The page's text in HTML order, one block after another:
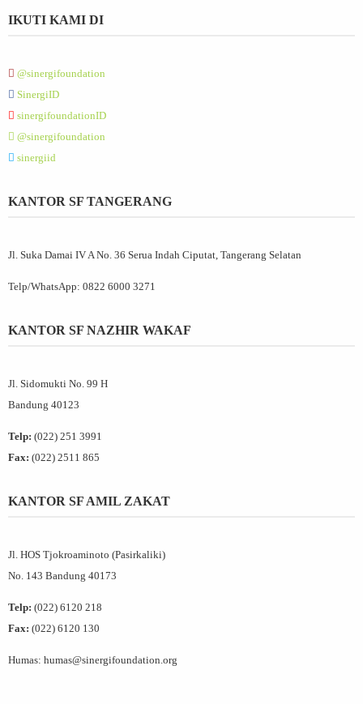
IKUTI KAMI DI
@sinergifoundation
SinergiID
sinergifoundationID
@sinergifoundation
sinergiid
KANTOR SF TANGERANG
Jl. Suka Damai IV A No. 36 Serua Indah Ciputat, Tangerang Selatan
Telp/WhatsApp: 0822 6000 3271
KANTOR SF NAZHIR WAKAF
Jl. Sidomukti No. 99 H
Bandung 40123
Telp: (022) 251 3991
Fax: (022) 2511 865
KANTOR SF AMIL ZAKAT
Jl. HOS Tjokroaminoto (Pasirkaliki)
No. 143 Bandung 40173
Telp: (022) 6120 218
Fax: (022) 6120 130
Humas: humas@sinergifoundation.org